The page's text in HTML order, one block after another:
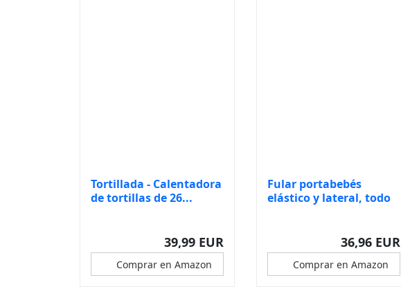
Tortillada - Calentadora
de tortillas de 26...
39,99 EUR
Comprar en Amazon
Fular portabebés
elástico y lateral, todo
36,96 EUR
Comprar en Amazon